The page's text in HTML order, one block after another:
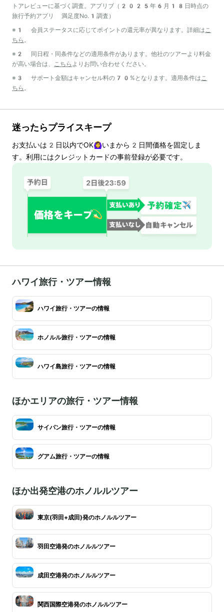
トアレビューに基づく調査。アプリブ（2025年6月18日時点の
旅行予約アプリ 満足度No.1調査）
※1 会員ステータスに応じてポイントの還元率が異なります。詳細は こ
ちら 。
※2 同日程・同条件などの適用条件があります。他社のツアーより料金
が高い場合は、
こちら よりお問い合わせください。
※3 サポート金額はキャンセル料の70%となります。適用条件は こ
ちら 。
迷ったらプライスキープ
お支払いは 2 日以内でOK🙆‍♀️いまから 2 日間価格を固定しま
す。利用にはクレジットカードの事前登録が必要です。
ハワイ旅行・ツアー情報
ハワイ旅行・ツアーの情報
ホノルル旅行・ツアーの情報
ハワイ島旅行・ツアーの情報
ほかエリアの旅行・ツアー情報
サイパン旅行・ツアーの情報
グアム旅行・ツアーの情報
ほか出発空港のホノルルツアー
東京(羽田+成田)発のホノルルツアー
羽田空港発のホノルルツアー
成田空港発のホノルルツアー
関西国際空港発のホノルルツアー